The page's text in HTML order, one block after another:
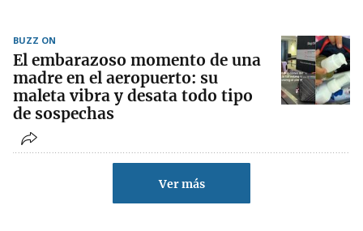
BUZZ ON
El embarazoso momento de una
madre en el aeropuerto: su
maleta vibra y desata todo tipo
de sospechas
Ver más